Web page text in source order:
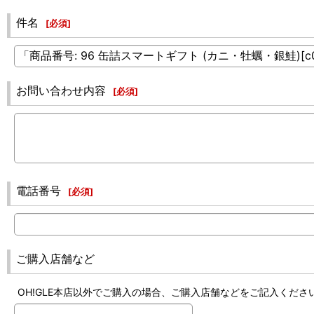
件名 [必須]
お問い合わせ内容 [必須]
電話番号 [必須]
ご購入店舗など
OH!GLE本店以外でご購入の場合、ご購入店舗などをご記入くださ